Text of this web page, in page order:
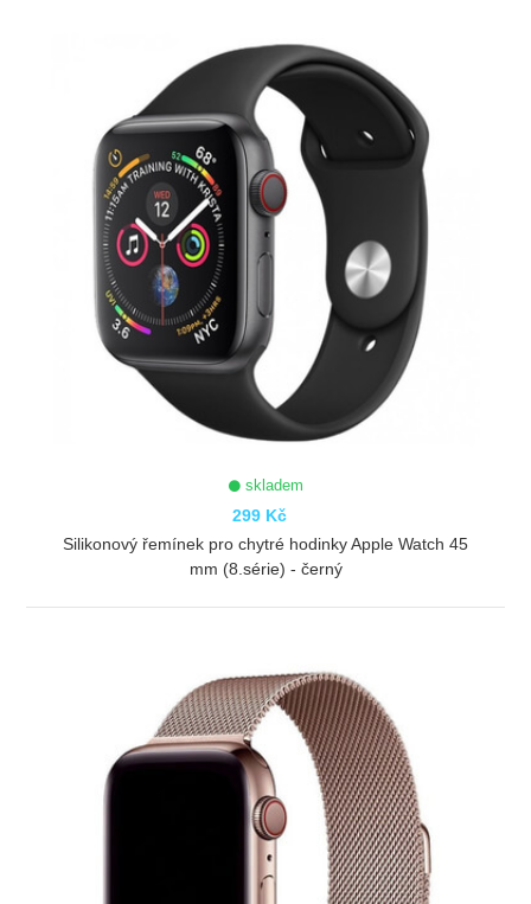
skladem
299 Kč
Silikonový řemínek pro chytré hodinky Apple Watch 45
mm (8.série) - černý